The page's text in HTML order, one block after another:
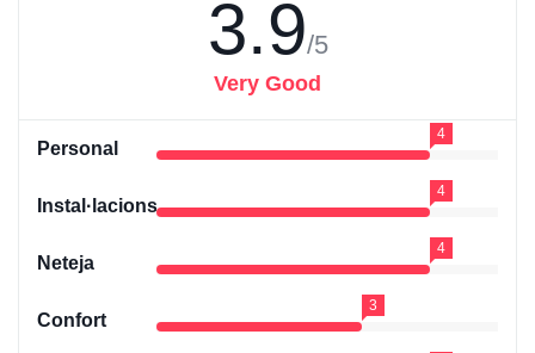
3.9/5
Very Good
Personal
4
Instal·lacions
4
Neteja
4
Confort
3